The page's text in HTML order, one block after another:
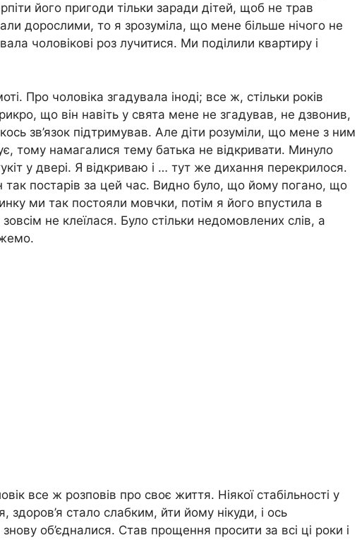
його пригоди тільки заради дітей, щоб не трав
дорослими, то я зрозуміла, що мене більше нічого не
чоловікові роз лучитися. Ми поділили квартиру і
Про чоловіка згадувала іноді; все ж, стільки років
що він навіть у свята мене не згадував, не дзвонив,
зв’язок підтримував. Але діти розуміли, що мене з ним
тому намагалися тему батька не відкривати. Минуло
у двері. Я відкриваю і … тут же дихання перекрилося.
так постарів за цей час. Видно було, що йому погано, що
ми так постояли мовчки, потім я його впустила в
не клеїлася. Було стільки недомовлених слів, а
все ж розповів про своє життя. Ніякої стабільності у
здоров’я стало слабким, йти йому нікуди, і ось
об’єдналися. Став прощення просити за всі ці роки і